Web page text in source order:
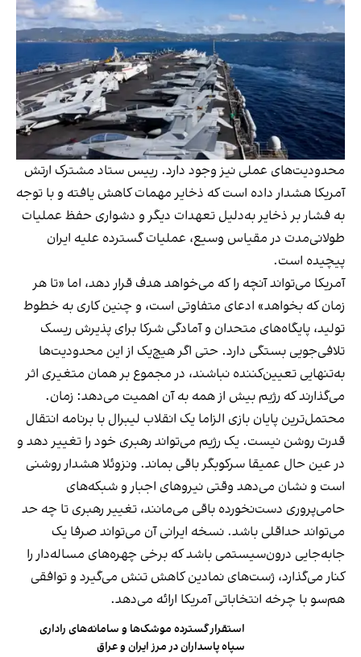
محدودیت‌های عملی نیز وجود دارد. رییس ستاد مشترک ارتش
آمریکا هشدار داده است که ذخایر مهمات کاهش یافته و با توجه
به فشار بر ذخایر به‌دلیل تعهدات دیگر و دشواری حفظ عملیات
طولانی‌مدت در مقیاس وسیع، عملیات گسترده علیه ایران
پیچیده است.
آمریکا می‌تواند آنچه را که می‌خواهد هدف قرار دهد، اما «تا هر
زمان که بخواهد» ادعای متفاوتی است، و چنین کاری به خطوط
تولید، پایگاه‌های متحدان و آمادگی شرکا برای پذیرش ریسک
تلافی‌جویی بستگی دارد. حتی اگر هیچ‌یک از این محدودیت‌ها
به‌تنهایی تعیین‌کننده نباشند، در مجموع بر همان متغیری اثر
می‌گذارند که رژیم بیش از همه به آن اهمیت می‌دهد: زمان.
محتمل‌ترین پایان‌ بازی الزاما یک انقلاب لیبرال با برنامه انتقال
قدرت روشن نیست. یک رژیم می‌تواند رهبری خود را تغییر دهد و
در عین حال عمیقا سرکوبگر باقی بماند. ونزوئلا هشدار روشنی
است و نشان می‌دهد وقتی نیروهای اجبار و شبکه‌های
حامی‌پروری دست‌نخورده باقی می‌مانند، تغییر رهبری تا چه حد
می‌تواند حداقلی باشد. نسخه ایرانی آن می‌تواند صرفا یک
جابه‌جایی درون‌سیستمی باشد که برخی چهره‌های مساله‌دار را
کنار می‌گذارد، ژست‌های نمادین کاهش تنش می‌گیرد و توافقی
هم‌سو با چرخه انتخاباتی آمریکا ارائه می‌دهد.
استقرار گسترده موشک‌ها و سامانه‌های راداری
سپاه پاسداران در مرز ایران و عراق